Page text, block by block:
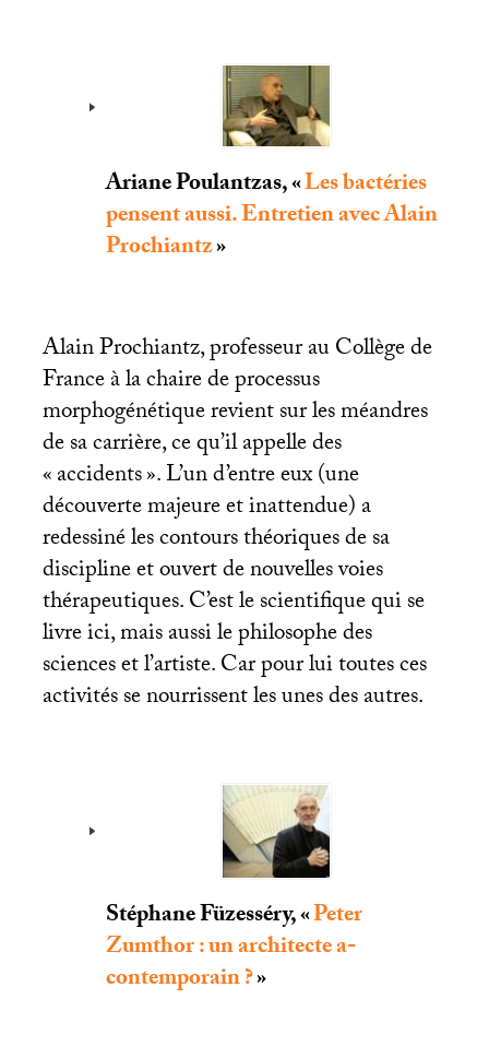
Ariane Poulantzas, «Les bactéries
pensent aussi. Entretien avec Alain
Prochiantz»
Alain Prochiantz, professeur au Collège de
France à la chaire de processus
morphogénétique revient sur les méandres
de sa carrière, ce qu’il appelle des
«accidents». L’un d’entre eux (une
découverte majeure et inattendue) a
redessiné les contours théoriques de sa
discipline et ouvert de nouvelles voies
thérapeutiques. C’est le scientifique qui se
livre ici, mais aussi le philosophe des
sciences et l’artiste. Car pour lui toutes ces
activités se nourrissent les unes des autres.
Stéphane Füzesséry, «Peter
Zumthor : un architecte a-
contemporain?»